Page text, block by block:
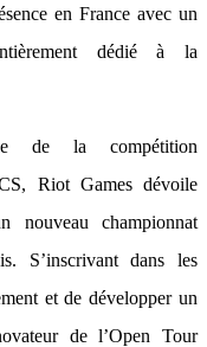
en France avec un
dédié à la
de la compétition
Riot Games dévoile
championnat
S’inscrivant dans les
et de développer un
de l’Open Tour